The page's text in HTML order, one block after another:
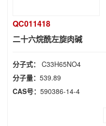
QC011418
二十六烷酰左旋肉碱
分子式： C33H65NO4
分子量： 539.89
CAS号： 590386-14-4